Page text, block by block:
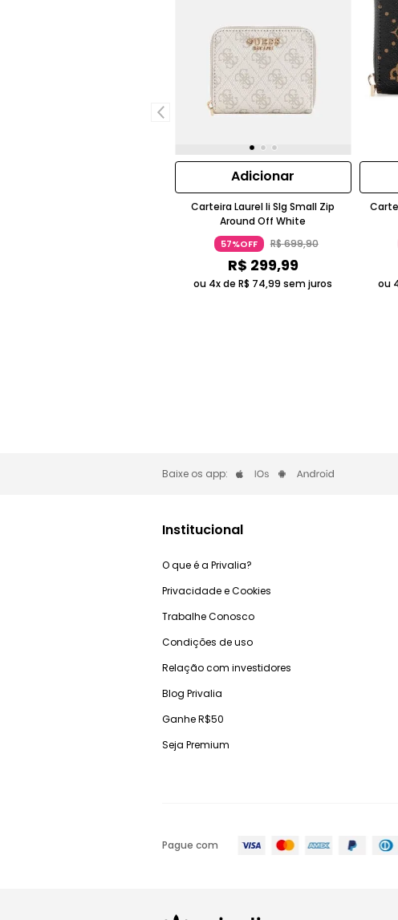
Adicionar
Carteira Laurel Ii Slg Small Zip
Around Off White
57%OFF R$699,90
R$ 299,99
ou 4x deR$ 74,99 sem juros ou
Baixe os app:
Institucional
O que é a Privalia?
Privacidade e Cookies
Trabalhe Conosco
Condições de uso
Relação com investidores
Blog Privalia
Ganhe R$50
Seja Premium
Pague com